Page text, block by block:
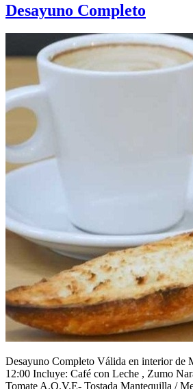
Desayuno Completo
Desayuno Completo Válida en interior de
12:00 Incluye: Café con Leche , Zumo
Tomate A.O.V.E- Tostada Mantequilla /